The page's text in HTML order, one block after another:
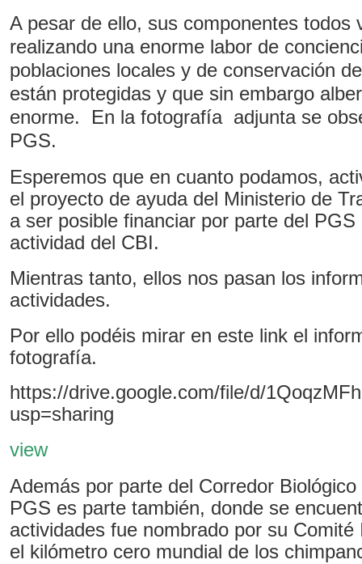
A pesar de ello, sus componentes todos
realizando una enorme labor de
poblaciones locales y de conservación
están protegidas y que sin embargo
enorme. En la fotografía adjunta se
PGS.
Esperemos que en cuanto podamos,
el proyecto de ayuda del Ministerio de
a ser posible financiar por parte del PGS
actividad del CBI.
Mientras tanto, ellos nos pasan los
actividades.
Por ello podéis mirar en este link el
fotografía.
https://drive.google.com/file/d/
usp=sharing
view
Además por parte del Corredor
PGS es parte también, donde se
actividades fue nombrado por su
el kilómetro cero mundial de los